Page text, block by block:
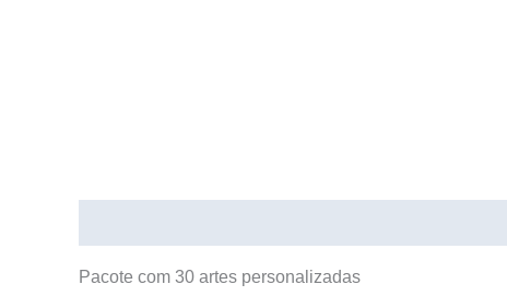
Pacote com 30 artes personalizadas